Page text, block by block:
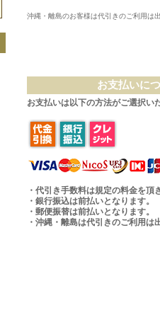
沖縄・離島のお客様は代引きのご利用は
お支払いに
お支払いは以下の方法がご選択い
・代引き手数料は規定の料金を頂
・銀行振込は前払いとなります。
・郵便振替は前払いとなります。
・沖縄・離島は代引きのご利用は